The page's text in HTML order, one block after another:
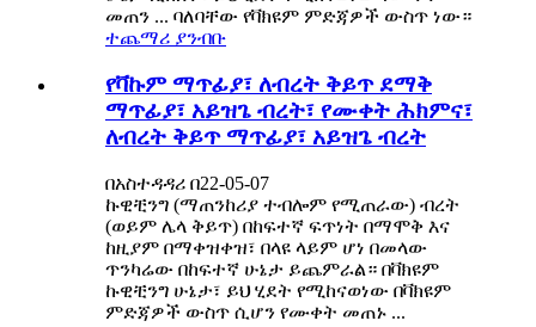
መጠን ... ባለባቸው የቫክዩም ምድጃዎች ውስጥ ነው።
ተጨማሪ ያንብቡ
የቫኩም ማጥፊያ፣ ለብረት ቅይጥ ደማቅ
ማጥፊያ፣ አይዝጌ ብረት፣ የሙቀት ሕክምና፣
ለብረት ቅይጥ ማጥፊያ፣ አይዝጌ ብረት
በአስተዳዳሪ በ22-05-07
ኩዊቺንግ (ማጠንከሪያ ተብሎም የሚጠራው) ብረት
(ወይም ሌላ ቅይጥ) በከፍተኛ ፍጥነት በማሞቅ እና
ከዚያም በማቀዝቀዝ፣ በላዩ ላይም ሆነ በመላው
ጥንካሬው በከፍተኛ ሁኔታ ይጨምራል። በቫክዩም
ኩዊቺንግ ሁኔታ፣ ይህ ሂደት የሚከናወነው በቫክዩም
ምድጃዎች ውስጥ ሲሆን የሙቀት መጠኑ ...